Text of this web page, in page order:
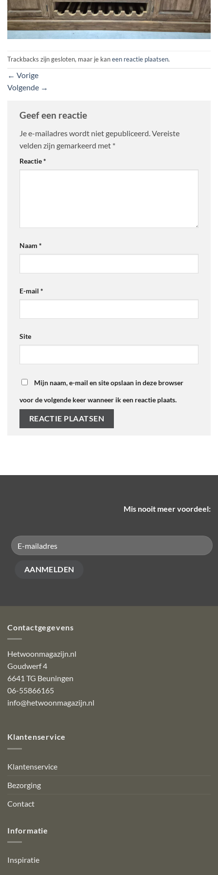
Trackbacks zijn gesloten, maar je kaneen reactie plaatsen.
← Vorige
Volgende →
Geef een reactie
Je e-mailadres wordt niet gepubliceerd.Vereiste
velden zijn gemarkeerd met *
Reactie*
Naam *
E-mail *
Site
Mijn naam, e-mail en site opslaan in deze browser
voor de volgende keer wanneer ik een reactie plaats.
Mis nooit meer voordeel:
Contactgegevens
Hetwoonmagazijn.nl
Goudwerf 4
6641 TG Beuningen
06-55866165
info@hetwoonmagazijn.nl
Klantenservice
Klantenservice
Bezorging
Contact
Informatie
Inspiratie